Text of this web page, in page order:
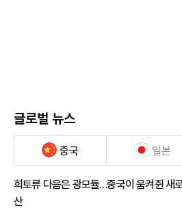
글로벌 뉴스
중국 일본
희토류 다음은 광모듈…중국이 움켜쥔 새
산